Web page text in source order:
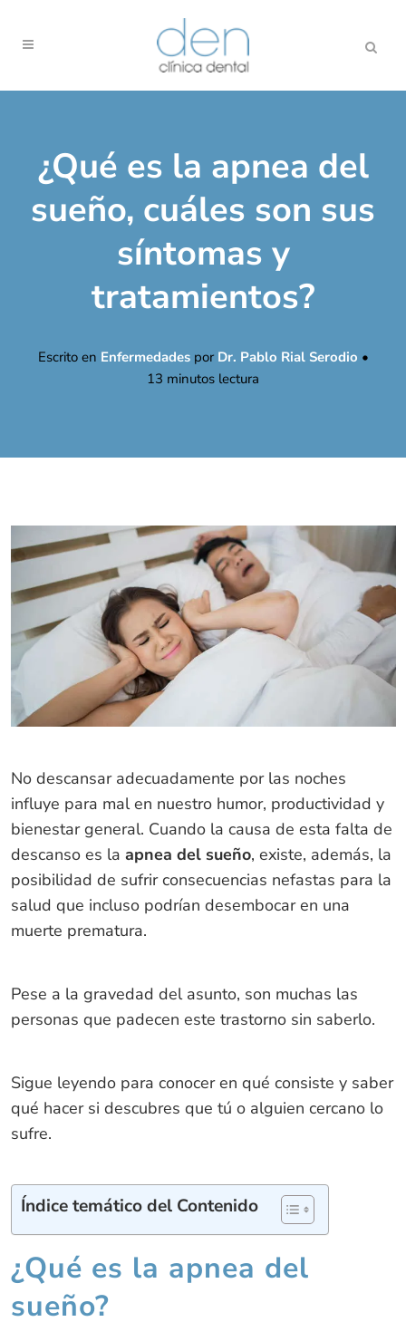
¿Qué es la apnea del
sueño, cuáles son sus
síntomas y
tratamientos?
Escrito en Enfermedades por Dr. Pablo Rial Serodio •
13 minutos lectura
No descansar adecuadamente por las noches
influye para mal en nuestro humor, productividad y
bienestar general. Cuando la causa de esta falta de
descanso es la apnea del sueño, existe, además, la
posibilidad de sufrir consecuencias nefastas para la
salud que incluso podrían desembocar en una
muerte prematura.
Pese a la gravedad del asunto, son muchas las
personas que padecen este trastorno sin saberlo.
Sigue leyendo para conocer en qué consiste y saber
qué hacer si descubres que tú o alguien cercano lo
sufre.
Índice temático del Contenido
¿Qué es la apnea del
sueño?